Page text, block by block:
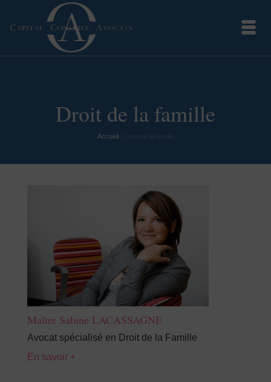
Droit de la famille
Accueil
Maître Sabine LACASSAGNE
Avocat spécialisé en Droit de la Famille
En savoir +